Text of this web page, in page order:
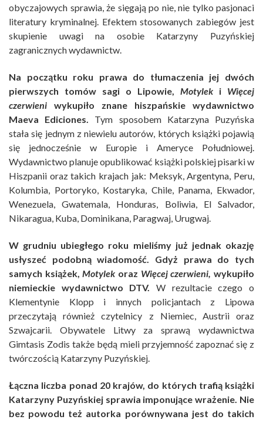
obyczajowych sprawia, że sięgają po nie, nie tylko pasjonaci
literatury kryminalnej. Efektem stosowanych zabiegów jest
skupienie uwagi na osobie Katarzyny Puzyńskiej
zagranicznych wydawnictw.
Na początku roku prawa do tłumaczenia jej dwóch
pierwszych tomów sagi o Lipowie, Motylek i Więcej
czerwieni wykupiło znane hiszpańskie wydawnictwo
Maeva Ediciones. Tym sposobem Katarzyna Puzyńska
stała się jednym z niewielu autorów, których książki pojawią
się jednocześnie w Europie i Ameryce Południowej.
Wydawnictwo planuje opublikować książki polskiej pisarki w
Hiszpanii oraz takich krajach jak: Meksyk, Argentyna, Peru,
Kolumbia, Portoryko, Kostaryka, Chile, Panama, Ekwador,
Wenezuela, Gwatemala, Honduras, Boliwia, El Salvador,
Nikaragua, Kuba, Dominikana, Paragwaj, Urugwaj.
W grudniu ubiegłego roku mieliśmy już jednak okazję
usłyszeć podobną wiadomość. Gdyż prawa do tych
samych książek,Motylek oraz Więcej czerwieni, wykupiło
niemieckie wydawnictwo DTV. W rezultacie czego o
Klementynie Klopp i innych policjantach z Lipowa
przeczytają również czytelnicy z Niemiec, Austrii oraz
Szwajcarii. Obywatele Litwy za sprawą wydawnictwa
Gimtasis Zodis także będą mieli przyjemność zapoznać się z
twórczością Katarzyny Puzyńskiej.
Łączna liczba ponad 20 krajów, do których trafią książki
Katarzyny Puzyńskiej sprawia imponujące wrażenie. Nie
bez powodu też autorka porównywana jest do takich